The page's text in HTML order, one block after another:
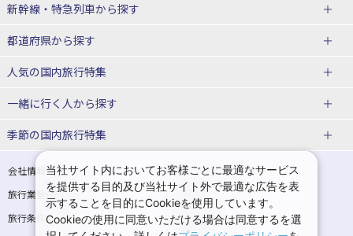
出張パック
秋田⇔東京 新幹線パック
仙台→東京 新幹線パック
富山⇔東京 新幹線パック
東京→仙台 新幹線パック
東京→金沢 新幹線パック
東京⇔軽井沢 新幹線パック 東京→長野 新幹線パック
東京→名古屋 新幹線パック 東京→京都 新幹線パック
東京→大阪（新大阪） 新幹線パッ 東京→神戸（新神戸） 新幹線パッ
新幹線・特急列車から探す
北海道新幹線 旅行
山形新幹線 旅行
東海道新幹線 旅行
上越新幹線 旅行
九州新幹線 旅行 西九州新幹線 旅行
特急サンダーバード 旅行
都道府県から探す
北海道旅行・ツアー
東北
青森旅行・ツアー 岩手旅行・ツアー
宮城旅行・ツアー 秋田旅行・ツアー
山形旅行・ツアー 福島旅行・ツアー
人気の国内旅行特集
東京ディズニーリゾート®への旅
ユニバーサル・スタジオ・ジャパ
温泉旅行 日帰り旅行
一緒に行く人から探す
一人旅 国内版
カップル・夫婦旅行 国内版 女子旅 国内版
卒業旅行・学生旅行 国内版
季節の国内旅行特集
桜・お花見特集
ゴールデンウィーク（GW）の国内
旅行
夏休み・お盆の国内旅行 7月の国内旅行
会社情報
プライバシーポリシー
旅行業登録票・約款
規約集
旅行条件書
商標について
当社サイト内においてお客様ごとに最適なサービス
を提供する目的及び当社サイト外で最適な広告を表
示することを目的にCookieを使用しています。
Cookieの使用に同意いただける場合は同意するを選